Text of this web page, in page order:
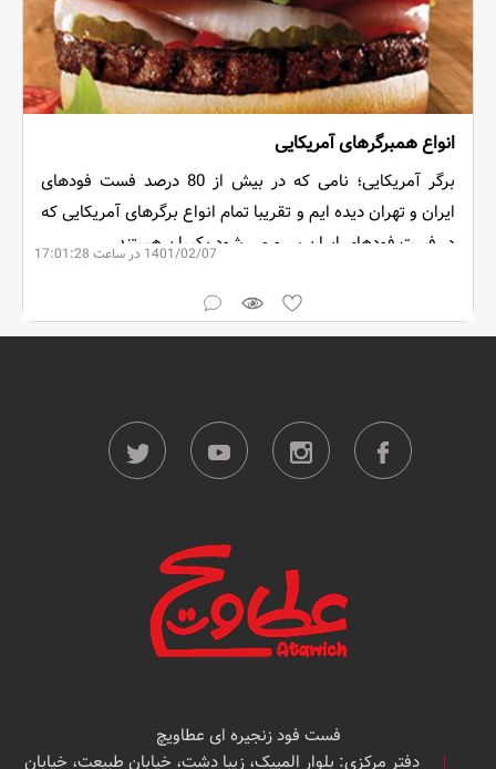
انواع همبرگرهای آمریکایی
1401/02/07 در ساعت 17:01:28
برگر آمریکایی؛ نامی که در بیش از 80 درصد فست فودهای
ایران و تهران دیده ایم و تقریبا تمام انواع برگرهای آمریکایی که
در فست فودهای ایران سرو می شود یکسان هستند
فست فود زنجیره ای عطاویچ
دفتر مرکزی: بلوار المپیک، زیبا دشت، خیابان طبیعت، خیابان